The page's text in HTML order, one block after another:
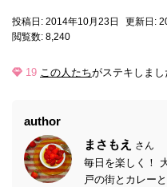
投稿日: 2014年10月23日
更新日:
閲覧数: 8,240
19 この人たちがステキしまし
author
まさもえ
さん
毎日を楽しく！
戸の街とカレー